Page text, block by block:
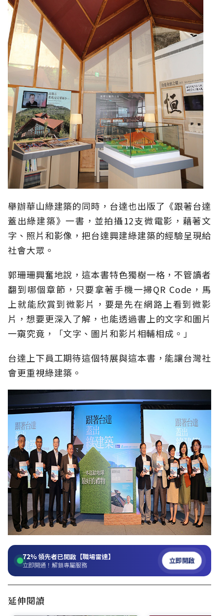
舉辦華山綠建築的同時，台達也出版了《跟著台達
蓋出綠建築》一書，並拍攝12支微電影，藉著文
字、照片和影像，把台達興建綠建築的經驗呈現給
社會大眾。
郭珊珊興奮地說，這本書特色獨樹一格，不管讀者
翻到哪個章節，只要拿著手機一掃QR Code，馬
上就能欣賞到微影片，要是先在網路上看到微影
片，想要更深入了解，也能透過書上的文字和圖片
一窺究竟，「文字、圖片和影片相輔相成。」
台達上下員工期待這個特展與這本書，能讓台灣社
會更重視綠建築。
72%領先者已開啟【職場雷達】
立即開通！解鎖專屬服務 立即開啟
延伸閱讀